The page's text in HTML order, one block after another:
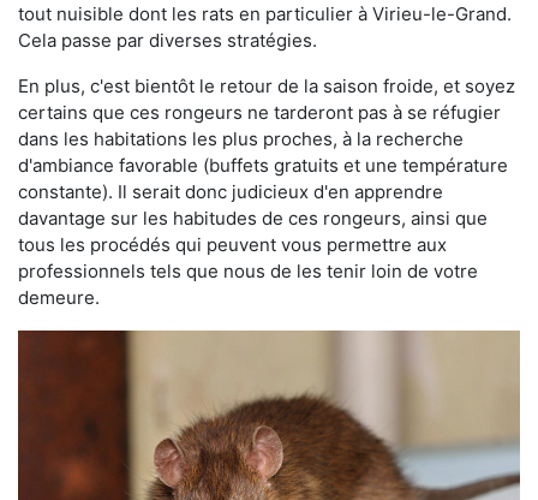
tout nuisible dont les rats en particulier à Virieu-le-Grand.
Cela passe par diverses stratégies.
En plus, c'est bientôt le retour de la saison froide, et soyez
certains que ces rongeurs ne tarderont pas à se réfugier
dans les habitations les plus proches, à la recherche
d'ambiance favorable (buffets gratuits et une température
constante). Il serait donc judicieux d'en apprendre
davantage sur les habitudes de ces rongeurs, ainsi que
tous les procédés qui peuvent vous permettre aux
professionnels tels que nous de les tenir loin de votre
demeure.